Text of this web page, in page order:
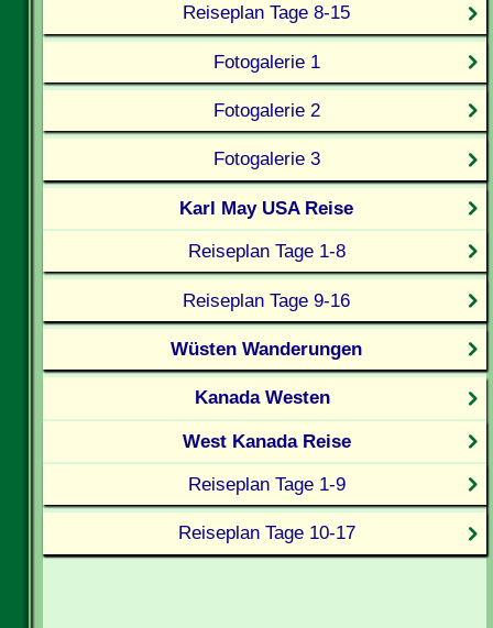
Reiseplan Tage 8-15
Fotogalerie 1
Fotogalerie 2
Fotogalerie 3
Karl May USA Reise
Reiseplan Tage 1-8
Reiseplan Tage 9-16
Wüsten Wanderungen
Kanada Westen
West Kanada Reise
Reiseplan Tage 1-9
Reiseplan Tage 10-17